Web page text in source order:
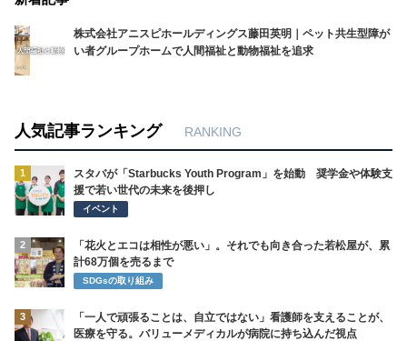
株式会社アニスピホールディングス藤田英明｜ペット共生型障が
い者グループホームで人間福祉と動物福祉を追求
人気記事ランキング RANKING
1
スタバが「Starbucks Youth Program」を始動 奨学金や体験支
援で若い世代の未来を後押し
イベント
2
「花火とエコは相性が悪い」。それでも向き合った若松屋が、累
計68万個を売るまで
SDGsの取り組み
3
「一人で頑張ることは、自立ではない」看護師を支えることが、
医療を守る。バリューメディカルが病院に持ち込んだ視点